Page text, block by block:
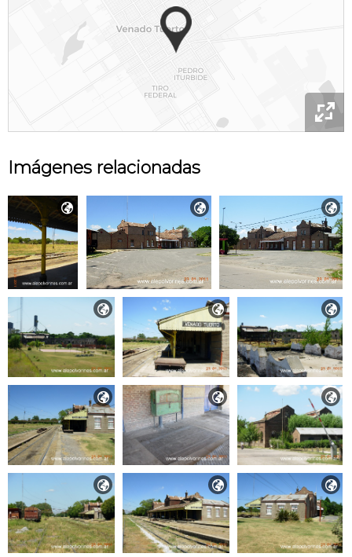

Imágenes relacionadas
  
  
  
  